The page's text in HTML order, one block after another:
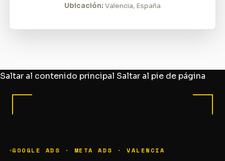
Ubicación: Valencia, España
Saltar al contenido principal Saltar al pie de página
GOOGLE ADS · META ADS · VALENCIA